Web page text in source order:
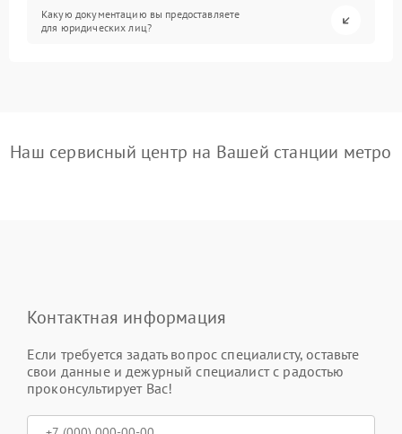
Какую документацию вы предоставляете
для юридических лиц?
Наш сервисный центр на Вашей станции метро
Контактная информация
Если требуется задать вопрос специалисту, оставьте
свои данные и дежурный специалист с радостью
проконсультирует Вас!